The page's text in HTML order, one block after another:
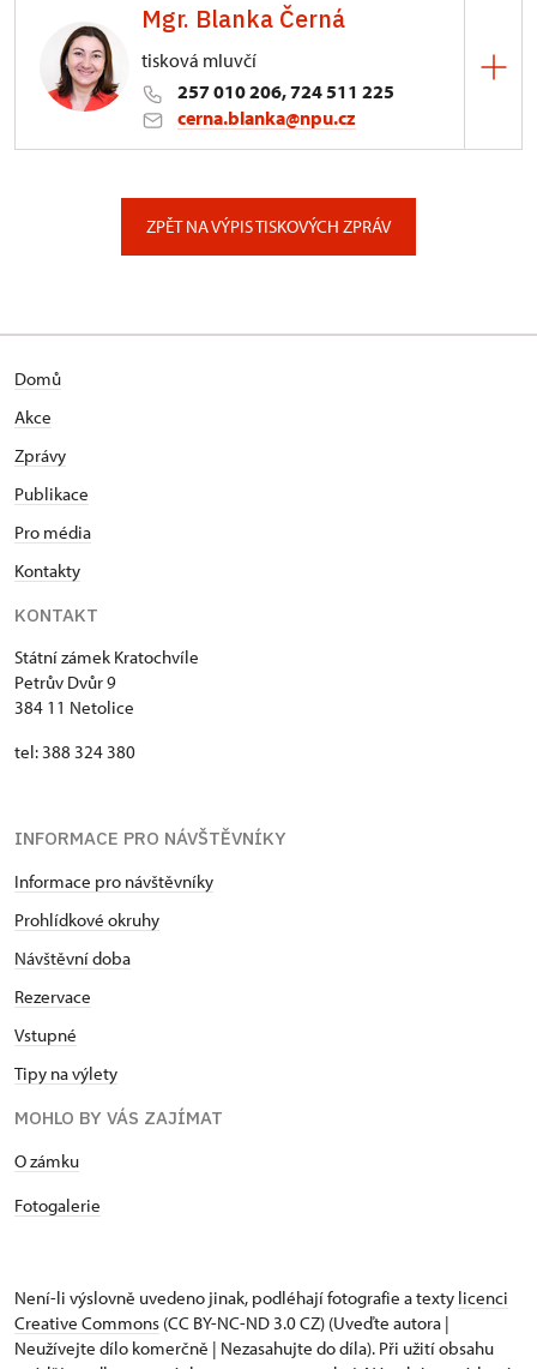
Mgr. Blanka Černá
tisková mluvčí
257 010 206, 724 511 225
cerna.blanka@npu.cz
ZPĚT NA VÝPIS TISKOVÝCH ZPRÁV
Domů
Akce
Zprávy
Publikace
Pro média
Kontakty
KONTAKT
Státní zámek Kratochvíle
Petrův Dvůr 9
384 11 Netolice
tel: 388 324 380
INFORMACE PRO NÁVŠTĚVNÍKY
Informace pro návštěvníky
Prohlídkové okruhy
Návštěvní doba
Rezervace
Vstupné
Tipy na výlety
MOHLO BY VÁS ZAJÍMAT
​​​​​​O zámku
Fotogalerie
Není-li výslovně uvedeno jinak, podléhají fotografie a texty licenci
Creative Commons (CC BY-NC-ND 3.0 CZ) (Uveďte autora |
Neužívejte dílo komerčně | Nezasahujte do díla). Při užití obsahu